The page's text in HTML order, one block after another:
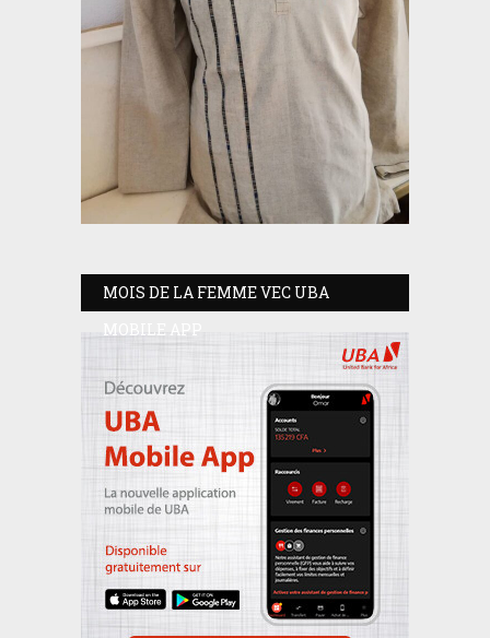
MOIS DE LA FEMME VEC UBA
MOBILE APP